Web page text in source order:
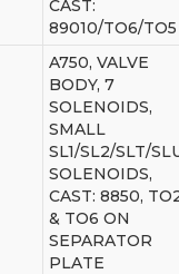
CAST:
89010/TO6/TO5
A750, VALVE
BODY, 7
SOLENOIDS,
SMALL
SL1/SL2/SLT/
SOLENOIDS,
CAST: 8850,
& TO6 ON
SEPARATOR
PLATE